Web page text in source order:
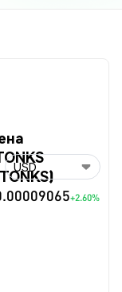
+2.60%
USD